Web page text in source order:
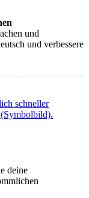
und
und verbessere
deine